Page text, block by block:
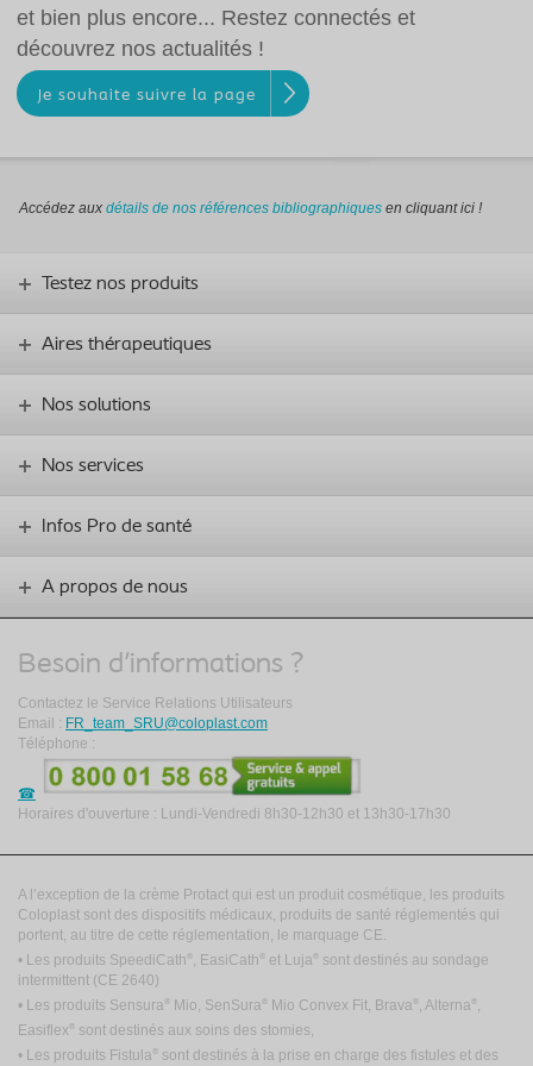
et bien plus encore... Restez connectés et
découvrez nos actualités !
Je souhaite suivre la page
Accédez aux détails de nos références bibliographiques en cliquant ici !
Testez nos produits
Aires thérapeutiques
Nos solutions
Nos services
Infos Pro de santé
A propos de nous
Besoin d'informations ?
Contactez le Service Relations Utilisateurs
Email : FR_team_SRU@coloplast.com
Téléphone :
Horaires d'ouverture : Lundi-Vendredi 8h30-12h30 et 13h30-17h30
A l’exception de la crème Protact qui est un produit cosmétique, les produits
Coloplast sont des dispositifs médicaux, produits de santé réglementés qui
portent, au titre de cette réglementation, le marquage CE.
• Les produits SpeediCath ® , EasiCath ® et Luja ®
sont destinés au sondage
intermittent (CE 2640)
• Les produits Sensura ® Mio, SenSura ® Mio Convex Fit, Brava ® , Alterna ® ,
Easiflex ®
sont destinés aux soins des stomies,
• Les produits Fistula ®
sont destinés à la prise en charge des fistules et des